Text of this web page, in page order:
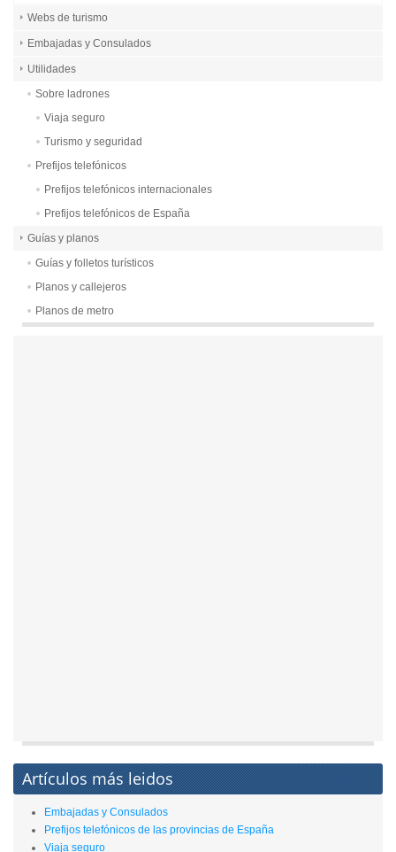
Webs de turismo
Embajadas y Consulados
Utilidades
Sobre ladrones
Viaja seguro
Turismo y seguridad
Prefijos telefónicos
Prefijos telefónicos internacionales
Prefijos telefónicos de España
Guías y planos
Guías y folletos turísticos
Planos y callejeros
Planos de metro
Artículos más leidos
Embajadas y Consulados
Prefijos telefónicos de las provincias de España
Viaja seguro